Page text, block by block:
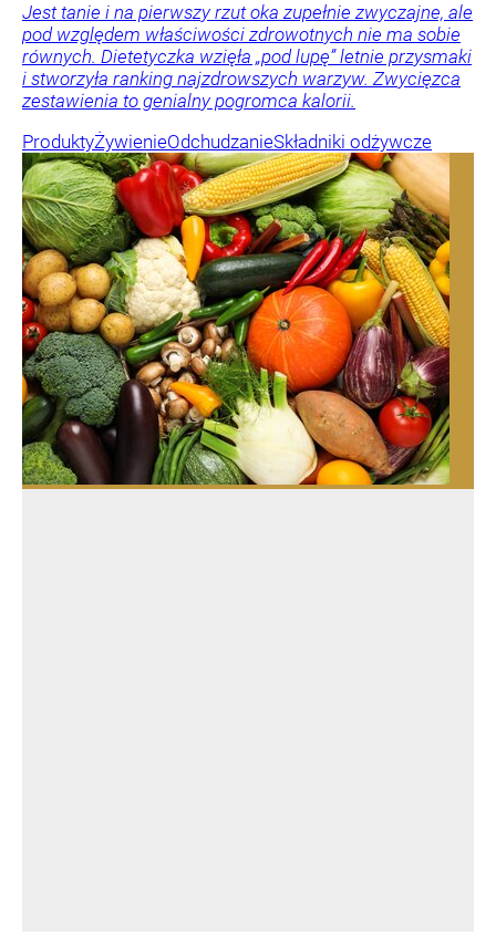
Jest tanie i na pierwszy rzut oka zupełnie zwyczajne, ale
pod względem właściwości zdrowotnych nie ma sobie
równych. Dietetyczka wzięła „pod lupę” letnie przysmaki
i stworzyła ranking najzdrowszych warzyw. Zwycięzca
zestawienia to genialny pogromca kalorii.
ProduktyŻywienieOdchudzanieSkładniki odżywcze